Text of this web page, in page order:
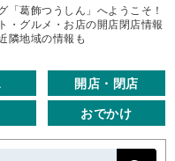
「葛飾つうしん」へようこそ！
・グルメ・お店の開店閉店情報
隣地域の情報も
開店・閉店
おでかけ